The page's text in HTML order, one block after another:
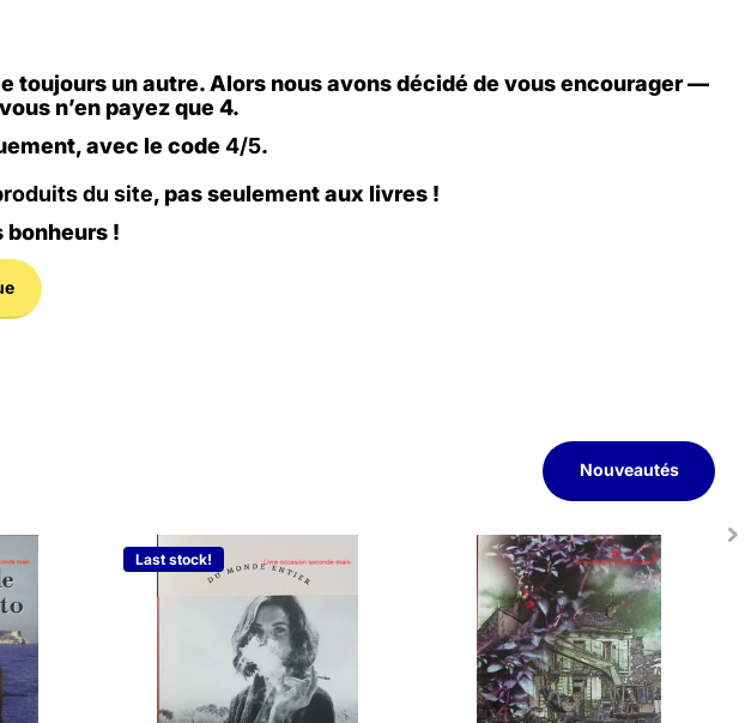
toujours un autre. Alors nous avons décidé de vous encourager —
n’en payez que 4.
avec le code4/5.
du site, pas seulement aux livres !
bonheurs !
Nouveautés
Last stock!